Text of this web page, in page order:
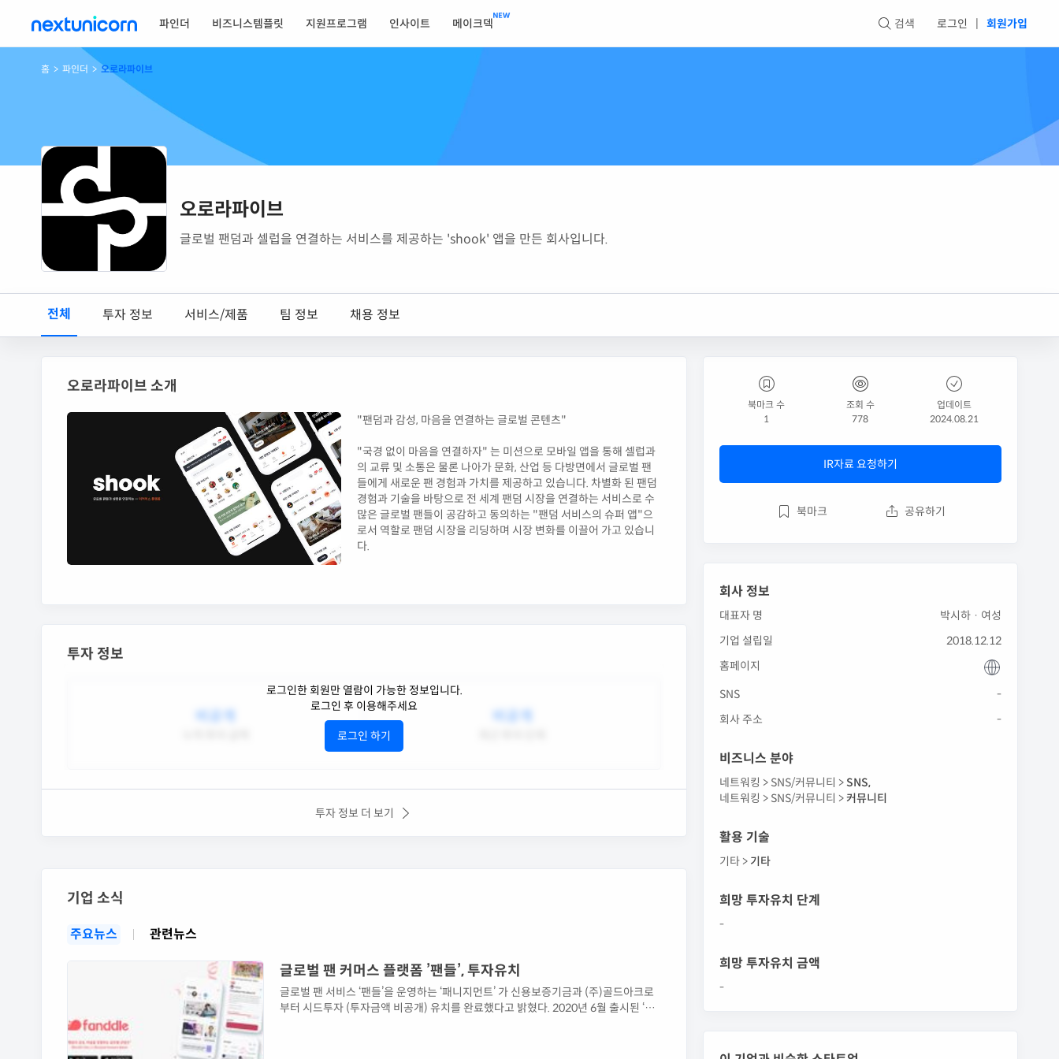
파인더 비즈니스템플릿 지원프로그램 인사이트 메이크덱 검색 로그인 회원가입
홈 > 파인더 > 오로라파이브
오로라파이브
글로벌 팬덤과 셀럽을 연결하는 서비스를 제공하는 'shook' 앱을 만든 회사입니다.
전체 투자 정보 서비스/제품 팀 정보 채용 정보
오로라파이브 소개
"팬덤과 감성, 마음을 연결하는 글로벌 콘텐츠"
"국경 없이 마음을 연결하자" 는 미션으로 모바일 앱을 통해 셀럽과
의 교류 및 소통은 물론 나아가 문화, 산업 등 다방면에서 글로벌 팬
들에게 새로운 팬 경험과 가치를 제공하고 있습니다. 차별화 된 팬덤
경험과 기술을 바탕으로 전 세계 팬덤 시장을 연결하는 서비스로 수
많은 글로벌 팬들이 공감하고 동의하는 "팬덤 서비스의 슈퍼 앱"으
로서 역할로 팬덤 시장을 리딩하며 시장 변화를 이끌어 가고 있습니
다.
투자 정보
로그인한 회원만 열람이 가능한 정보입니다.
로그인 후 이용해주세요
로그인 하기
투자 정보 더 보기
기업 소식
주요뉴스 관련뉴스
글로벌 팬 커머스 플랫폼 ’팬들’, 투자유치
글로벌 팬 서비스 ‘팬들’을 운영하는 ‘패니지먼트’ 가 신용보증기금과 (주)골드아크로
부터 시드투자 (투자금액 비공개) 유치를 완료했다고 밝혔다. 2020년 6월 출시된 ‘팬
북마크 수
1
조회 수
778
업데이트
2024.08.21
IR자료 요청하기
북마크 공유하기
회사 정보
대표자 명
박시하 · 여성
기업 설립일
2018.12.12
홈페이지
SNS
-
회사 주소
-
비즈니스 분야
네트워킹 > SNS/커뮤니티 >SNS,
네트워킹 > SNS/커뮤니티 >커뮤니티
활용 기술
기타 > 기타
희망 투자유치 단계
-
희망 투자유치 금액
-